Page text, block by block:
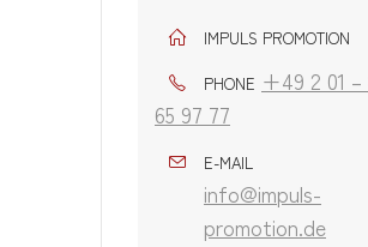
IMPULS PROMOTION
PHONE +49 2 01 –
65 97 77
E-MAIL
info@impuls-
promotion.de